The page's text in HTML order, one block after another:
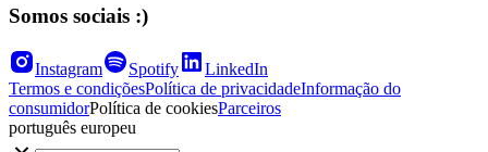
Somos sociais :)
Instagram Spotify
LinkedIn
Termos e condiçõesPolítica de privacidadeInformação do
consumidorPolítica de cookiesParceiros
português europeu